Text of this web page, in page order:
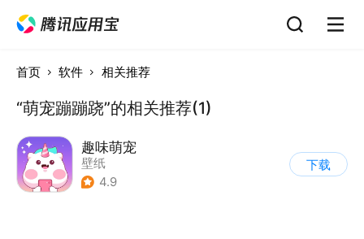
首页 软件 相关推荐
“萌宠蹦蹦跷”的相关推荐(1)
趣味萌宠
壁纸
4.9
下载